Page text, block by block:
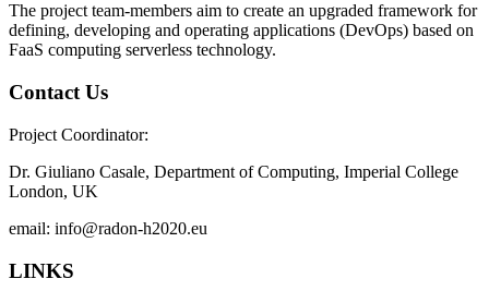
The project team-members aim to create an upgraded framework for
defining, developing and operating applications (DevOps) based on
FaaS computing serverless technology.
Contact Us
Project Coordinator:
Dr. Giuliano Casale, Department of Computing, Imperial College
London, UK
email: info@radon-h2020.eu
LINKS